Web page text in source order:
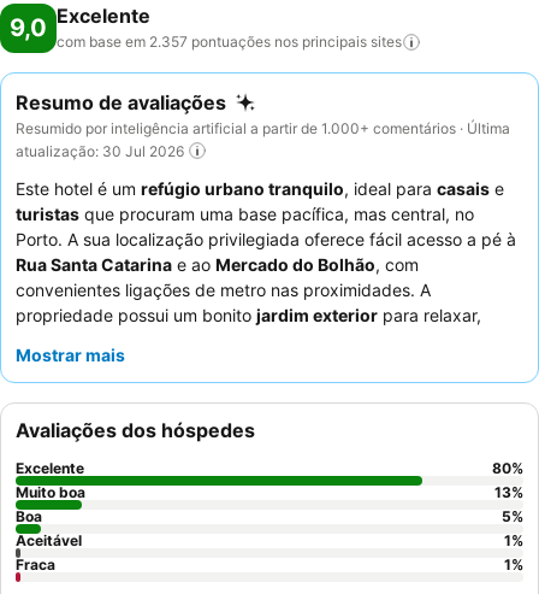
9,0 Excelente
com base em 2.357 pontuações nos principais sites
Resumo de avaliações
Resumido por inteligência artificial a partir de 1.000+ comentários · Última
atualização: 30 Jul 2026
Este hotel é um refúgio urbano tranquilo, ideal para casais e
turistas que procuram uma base pacífica, mas central, no
Porto. A sua localização privilegiada oferece fácil acesso a pé à
Rua Santa Catarina e ao Mercado do Bolhão, com
convenientes ligações de metro nas proximidades. A
propriedade possui um bonito jardim exterior para relaxar,
conservadas. Os hóspedes elogiam consistentemente os
almoço
, que inclui frutas frescas e pastelaria. Para uma
experiência verdadeiramente serena, considere pedir um quarto
virado para o jardim.
Mostrar mais
Avaliações dos hóspedes
Excelente 80%
Muito boa
13%
Boa
5%
Aceitável
1%
Fraca
1%